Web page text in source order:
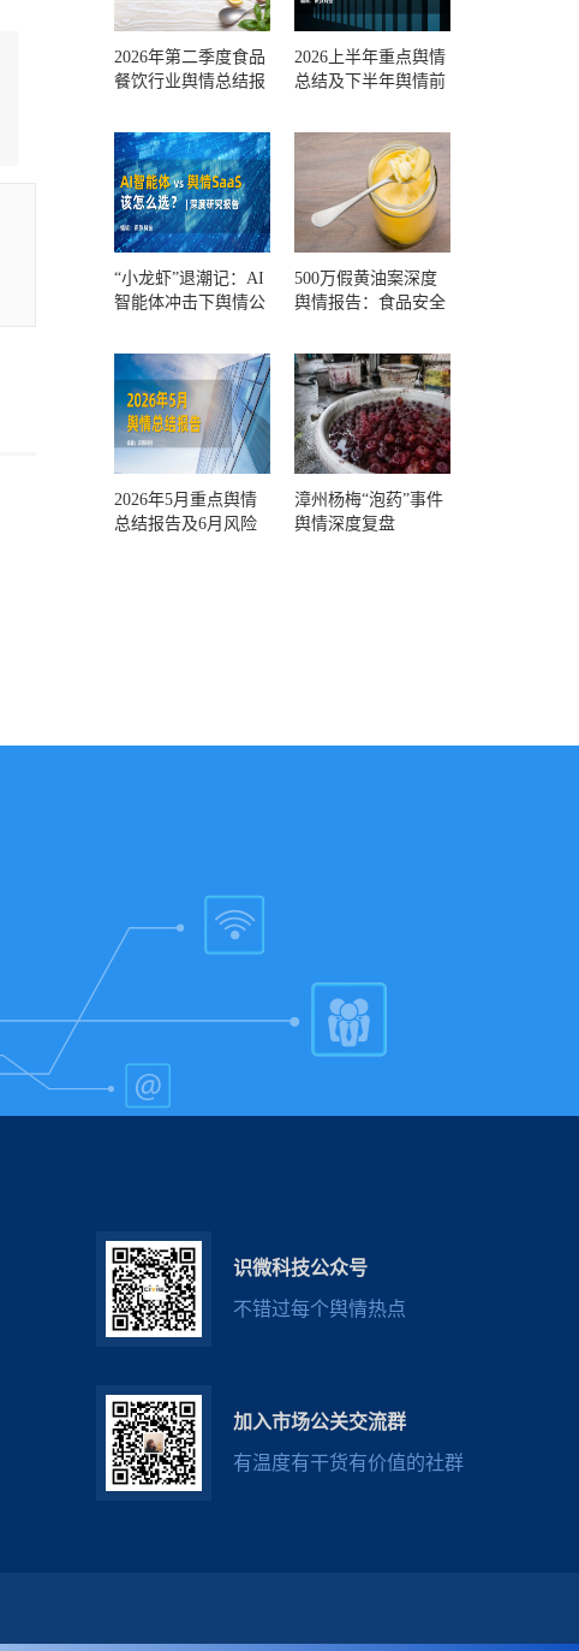
2026年第二季度食品
餐饮行业舆情总结报
测
2026上半年重点舆情
总结及下半年舆情前
“小龙虾”退潮记：AI
智能体冲击下舆情公
500万假黄油案深度
舆情报告：食品安全
一环？
2026年5月重点舆情
总结报告及6月风险
漳州杨梅“泡药”事件
舆情深度复盘
识微科技公众号
不错过每个舆情热点
加入市场公关交流群
有温度有干货有价值的社群